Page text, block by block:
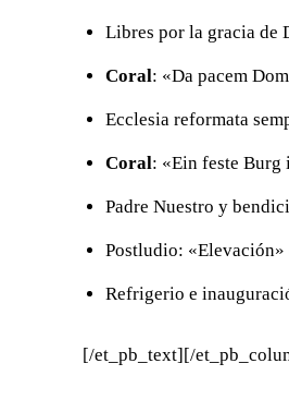
Libres por la gracia de
Coral: «Da pacem
Ecclesia reformata
Coral: «Ein feste Burg
Padre Nuestro y
Postludio:
Refrigerio e
[/et_pb_text][/